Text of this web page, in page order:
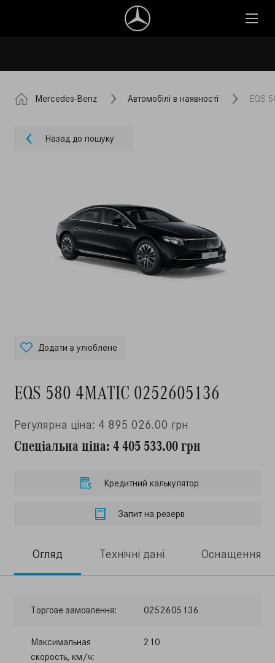
Mercedes-Benz Автомобілі в наявності EQS
Назад до пошуку
Додати в улюблене
EQS 580 4MATIC 0252605136
Регулярна ціна: 4 895 026.00 грн
Спеціальна ціна: 4 405 533.00 грн
Кредитний калькулятор
Запит на резерв
Огляд Технічні дані Оснащення
Торгове замовлення: 0252605136
Максимальная
скорость, км/ч:
210